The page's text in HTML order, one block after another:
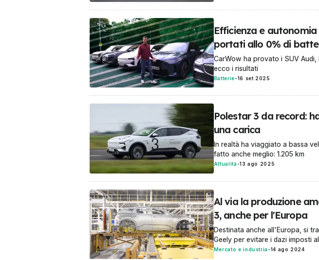
Efficienza e
portati allo 0% di
CarWow ha provato i SUV Audi,
ecco i risultati
Batterie-16 set 2025
Polestar 3 da record:
una carica
In realtà ha viaggiato a bassa
fatto anche meglio: 1.205 km
Attualità -13 ago 2025
Al via la produzione
3, anche per l'Europa
Destinata anche all'Europa, si
Geely per evitare i dazi imposti
Mercato e industria -14 ago 2024